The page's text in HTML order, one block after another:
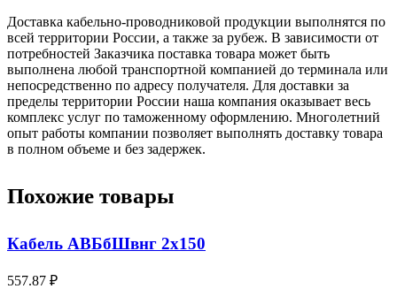
Доставка кабельно-проводниковой продукции выполнятся по
всей территории России, а также за рубеж. В зависимости от
потребностей Заказчика поставка товара может быть
выполнена любой транспортной компанией до терминала или
непосредственно по адресу получателя. Для доставки за
пределы территории России наша компания оказывает весь
комплекс услуг по таможенному оформлению. Многолетний
опыт работы компании позволяет выполнять доставку товара
в полном объеме и без задержек.
Похожие товары
Кабель АВБбШвнг 2х150
557.87 ₽